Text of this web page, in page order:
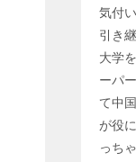
気付
引き
大学
ーパ
て中
が役
っち